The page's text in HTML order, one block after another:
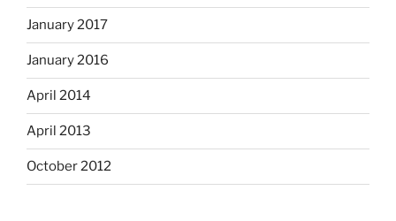
January 2017
January 2016
April 2014
April 2013
October 2012